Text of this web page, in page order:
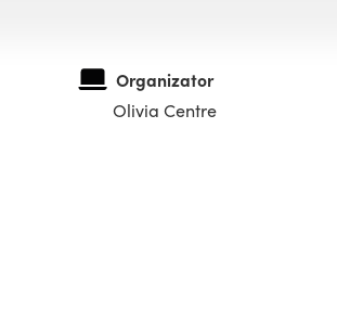
Organizator
Olivia Centre